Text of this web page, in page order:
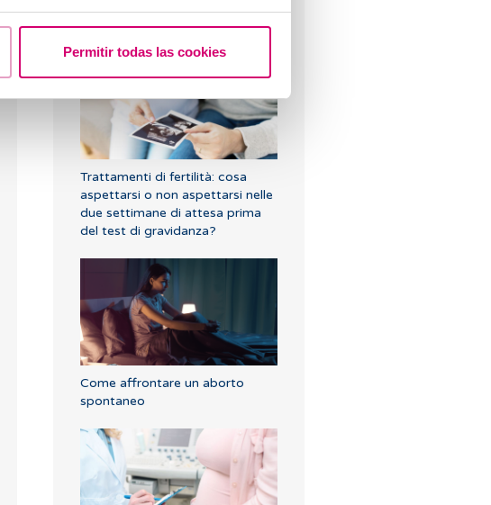
Permitir todas las cookies
la riserva ovarica?
Trattamenti di fertilità: cosa
aspettarsi o non aspettarsi nelle
due settimane di attesa prima
del test di gravidanza?
Come affrontare un aborto
spontaneo